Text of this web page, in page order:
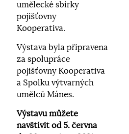
umělecké sbírky
pojišťovny
Kooperativa.
Výstava byla připravena
za spolupráce
pojišťovny Kooperativa
a Spolku výtvarných
umělců Mánes.
Výstavu můžete
navštívit od 5. června